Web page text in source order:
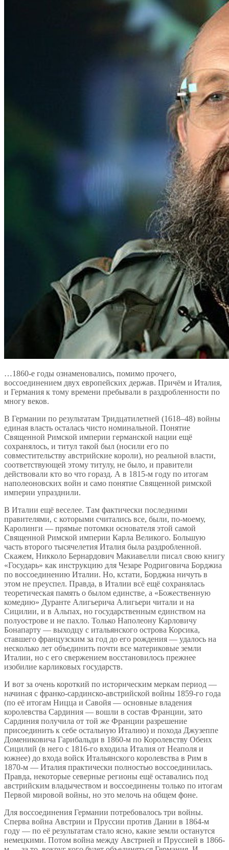
…1860-е годы ознаменовались, помимо прочего,
воссоединением двух европейских держав. Причём и Италия,
и Германия к тому времени пребывали в раздробленности по
многу веков.
В Германии по результатам Тридцатилетней (1618–48) войны
единая власть осталась чисто номинальной. Понятие
Священной Римской империи германской нации ещё
сохранялось, и титул такой был (носили его по
совместительству австрийские короли), но реальной власти,
соответствующей этому титулу, не было, и правители
действовали кто во что горазд. А в 1815-м году по итогам
наполеоновских войн и само понятие Священной римской
империи упразднили.
В Италии ещё веселее. Там фактически последними
правителями, с которыми считались все, были, по-моему,
Каролинги — прямые потомки основателя этой самой
Священной Римской империи Карла Великого. Большую
часть второго тысячелетия Италия была раздробленной.
Скажем, Никколо Бернардович Макиавелли писал свою книгу
«Государь» как инструкцию для Чезаре Родриговича Борджиа
по воссоединению Италии. Но, кстати, Борджиа ничуть в
этом не преуспел. Правда, в Италии всё ещё сохранялась
теоретическая память о былом единстве, а «Божественную
комедию» Дуранте Алигьерича Алигьери читали и на
Сицилии, и в Альпах, но государственным единством на
полуострове и не пахло. Только Наполеону Карловичу
Бонапарту — выходцу с итальянского острова Корсика,
ставшего французским за год до его рождения — удалось на
несколько лет объединить почти все материковые земли
Италии, но с его свержением восстановилось прежнее
изобилие карликовых государств.
И вот за очень короткий по историческим меркам период —
начиная с франко-сардинско-австрийской войны 1859-го года
(по её итогам Ницца и Савойя — основные владения
королевства Сардиния — вошли в состав Франции, зато
Сардиния получила от той же Франции разрешение
присоединить к себе остальную Италию) и похода Джузеппе
Домениковича Гарибальди в 1860-м по Королевству Обеих
Сицилий (в него с 1816-го входила Италия от Неаполя и
южнее) до входа войск Итальянского королевства в Рим в
1870-м — Италия практически полностью воссоединилась.
Правда, некоторые северные регионы ещё оставались под
австрийским владычеством и воссоединены только по итогам
Первой мировой войны, но это мелочь на общем фоне.
Для воссоединения Германии потребовалось три войны.
Сперва война Австрии и Пруссии против Дании в 1864-м
году — по её результатам стало ясно, какие земли останутся
немецкими. Потом война между Австрией и Пруссией в 1866-